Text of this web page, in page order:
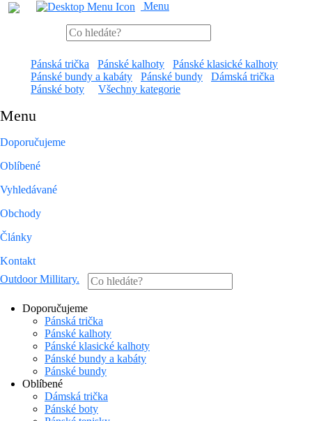
Menu
Pánská trička Pánské kalhoty
Pánské klasické kalhoty
Pánské bundy a kabáty
Pánské bundy
Dámská trička
Pánské boty
Všechny kategorie
Menu
Doporučujeme
Oblíbené
Vyhledávané
Obchody
Články
Kontakt
Outdoor Millitary.
Doporučujeme
Pánská trička
Pánské kalhoty
Pánské klasické kalhoty
Pánské bundy a kabáty
Pánské bundy
Oblíbené
Dámská trička
Pánské boty